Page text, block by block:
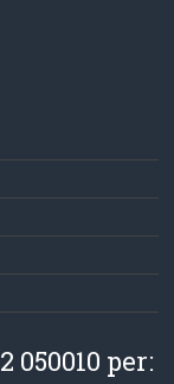
050010 per: